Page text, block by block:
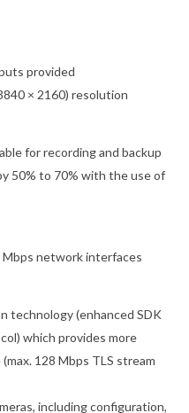
provided
× 2160) resolution
for recording and backup
50% to 70% with the use of
network interfaces
technology (enhanced SDK
which provides more
128 Mbps TLS stream
including configuration,